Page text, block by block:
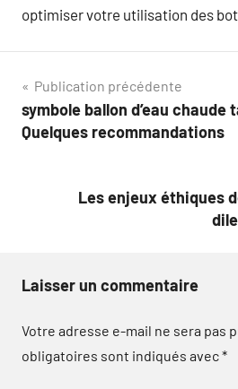
optimiser votre utilisation des
Navigation
de
Publication précédente
symbole ballon d’eau
Quelques recommandations
Les enjeux éthiques
Laisser un commentaire
Votre adresse e-mail ne sera pas
obligatoires sont indiqués avec*